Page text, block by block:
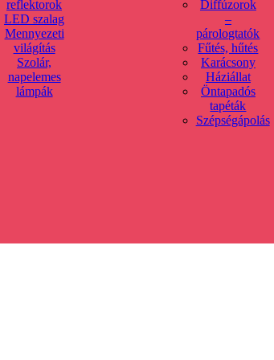
reflektorok
LED szalag
Mennyezeti
világítás
Szolár,
napelemes
lámpák
Diffúzorok
–
párologtatók
Fűtés, hűtés
Karácsony
Háziállat
Öntapadós
tapéták
Szépségápolás